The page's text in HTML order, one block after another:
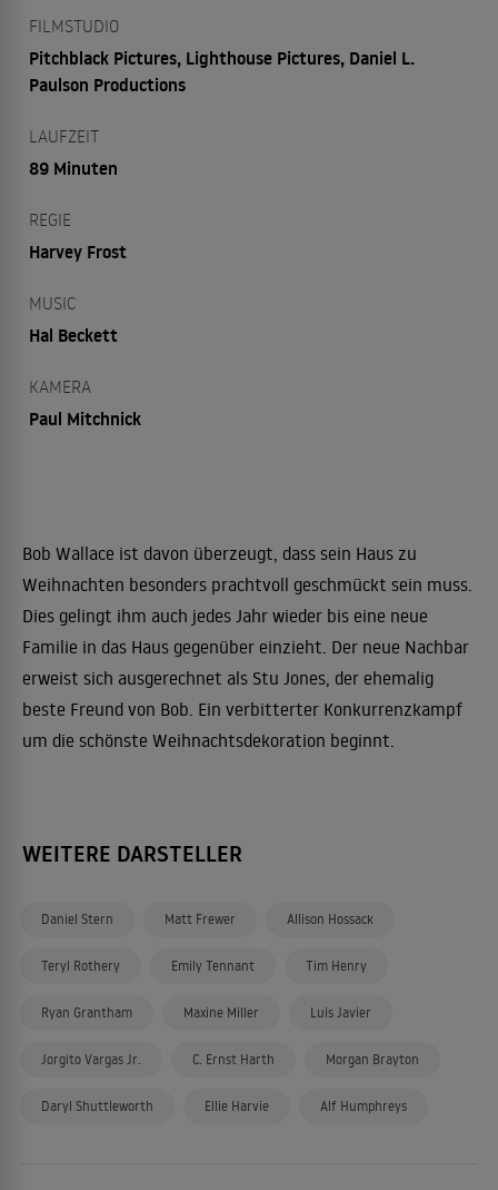
FILMSTUDIO
Pitchblack Pictures, Lighthouse Pictures, Daniel L.
Paulson Productions
LAUFZEIT
89 Minuten
REGIE
Harvey Frost
MUSIC
Hal Beckett
KAMERA
Paul Mitchnick
Bob Wallace ist davon überzeugt, dass sein Haus zu
Weihnachten besonders prachtvoll geschmückt sein muss.
Dies gelingt ihm auch jedes Jahr wieder bis eine neue
Familie in das Haus gegenüber einzieht. Der neue Nachbar
erweist sich ausgerechnet als Stu Jones, der ehemalig
beste Freund von Bob. Ein verbitterter Konkurrenzkampf
um die schönste Weihnachtsdekoration beginnt.
WEITERE DARSTELLER
Daniel Stern Matt Frewer Allison Hossack
Teryl Rothery Emily Tennant Tim Henry
Ryan Grantham Maxine Miller Luis Javier
Jorgito Vargas Jr. C. Ernst Harth Morgan Brayton
Daryl Shuttleworth Ellie Harvie Alf Humphreys